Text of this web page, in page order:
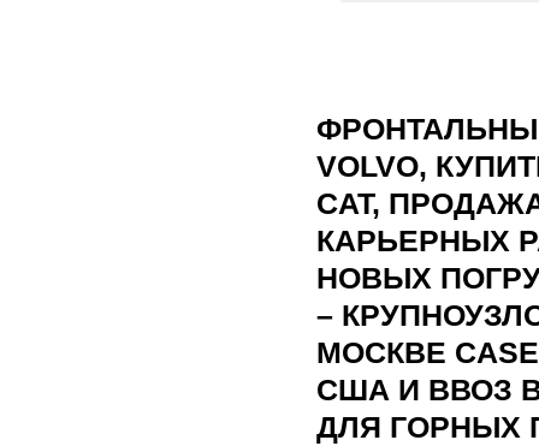
VOLVO,
CAT,
КАРЬЕРНЫХ
НОВЫХ
–
МОСКВЕ
США И ВВОЗ
ДЛЯ ГОРНЫХ